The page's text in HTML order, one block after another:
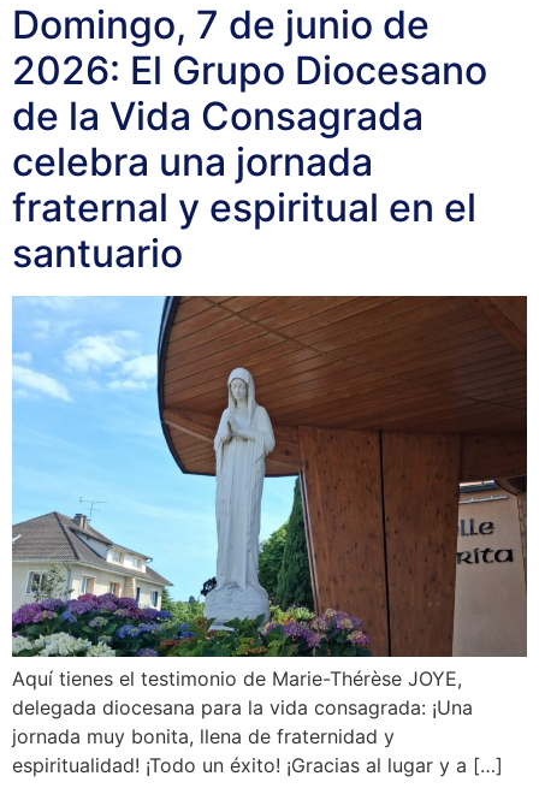
Domingo, 7 de junio de
2026: El Grupo Diocesano
de la Vida Consagrada
celebra una jornada
fraternal y espiritual en el
santuario
Aquí tienes el testimonio de Marie-Thérèse JOYE,
delegada diocesana para la vida consagrada: ¡Una
jornada muy bonita, llena de fraternidad y
espiritualidad! ¡Todo un éxito! ¡Gracias al lugar y a […]